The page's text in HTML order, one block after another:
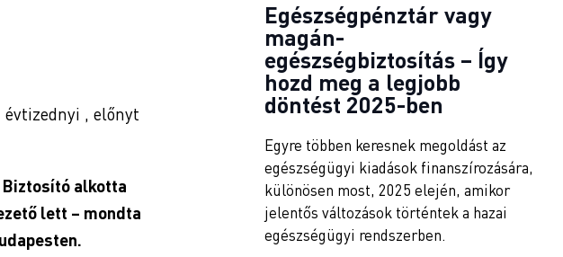
, előnyt
Biztosító alkotta
lett – mondta
Egészségpénztár vagy
magán-
egészségbiztosítás – Így
hozd meg a legjobb
döntést 2025-ben
Egyre többen keresnek megoldást az
egészségügyi kiadások finanszírozására,
különösen most, 2025 elején, amikor
jelentős változások történtek a hazai
egészségügyi rendszerben.